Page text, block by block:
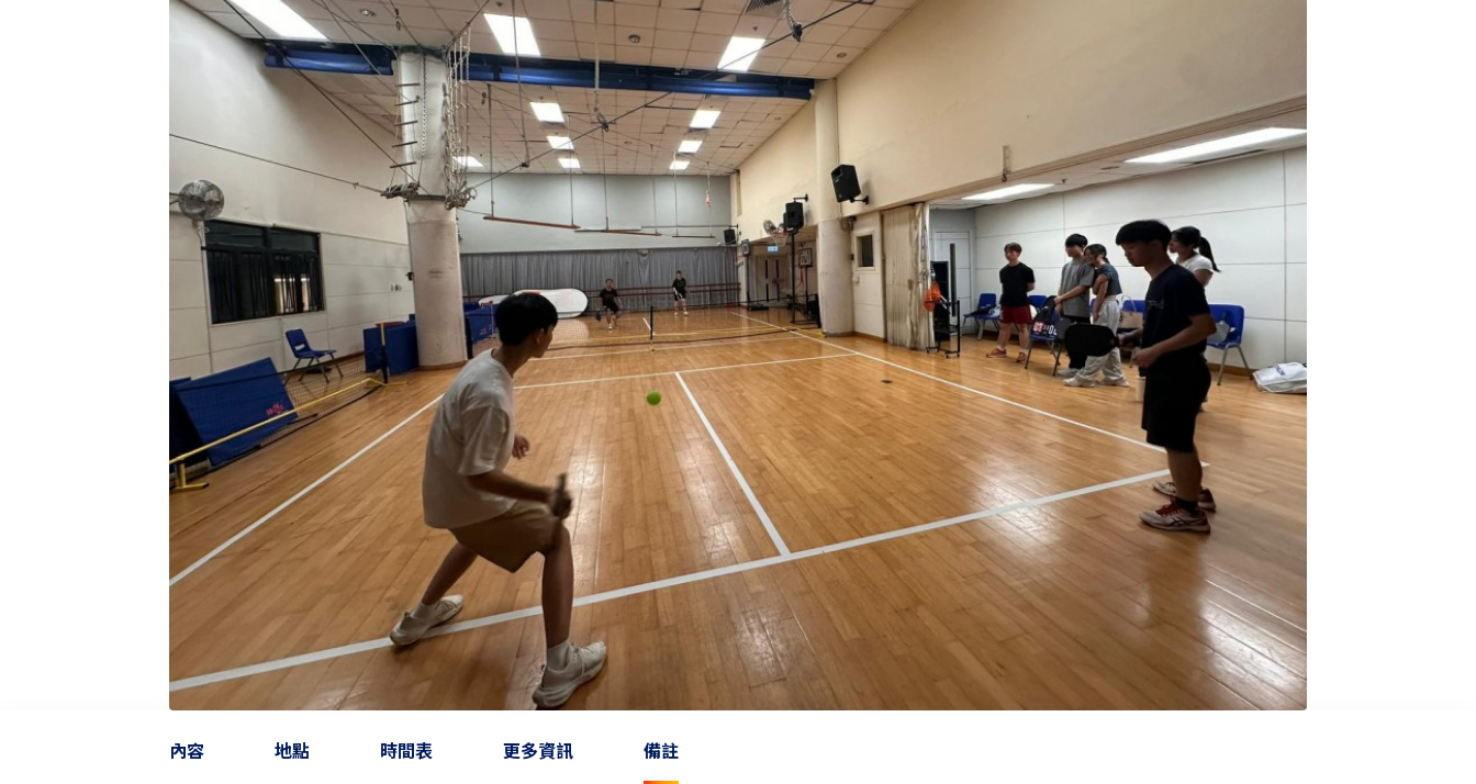
內容 地點 時間表 更多資訊 備註